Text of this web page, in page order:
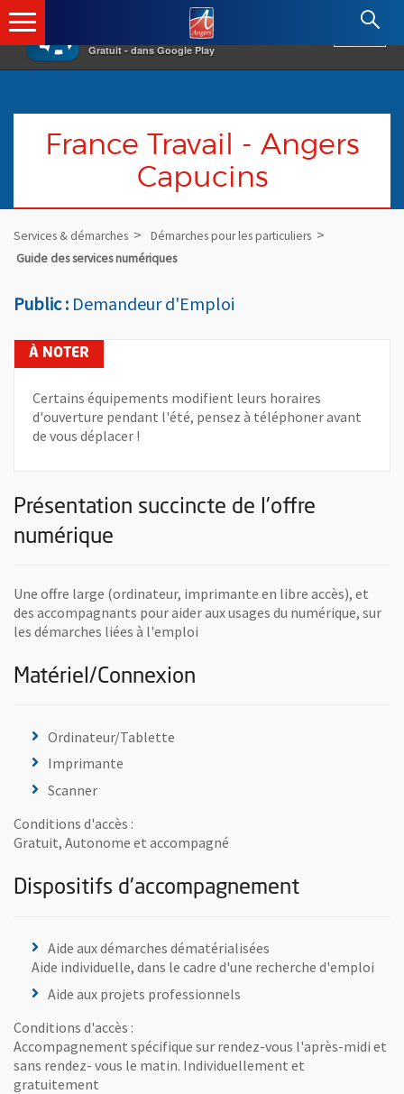
×
Gratuit - dans Google Play
Angers.fr : Retour à l'accueil
France Travail - Angers
Capucins
Services & démarches
Démarches pour les particuliers
Guide des services numériques
Public : Demandeur d'Emploi
Certains équipements modifient leurs horaires
d'ouverture pendant l'été, pensez à téléphoner avant
de vous déplacer !
Présentation succincte de l'offre
numérique
Une offre large (ordinateur, imprimante en libre accès), et
des accompagnants pour aider aux usages du numérique, sur
les démarches liées à l'emploi
Matériel/Connexion
Ordinateur/Tablette
Imprimante
Scanner
Conditions d'accès :
Gratuit, Autonome et accompagné
Dispositifs d'accompagnement
Aide aux démarches dématérialisées
Aide individuelle, dans le cadre d'une recherche d'emploi
Aide aux projets professionnels
Conditions d'accès :
Accompagnement spécifique sur rendez-vous l'après-midi et
sans rendez- vous le matin. Individuellement et
gratuitement